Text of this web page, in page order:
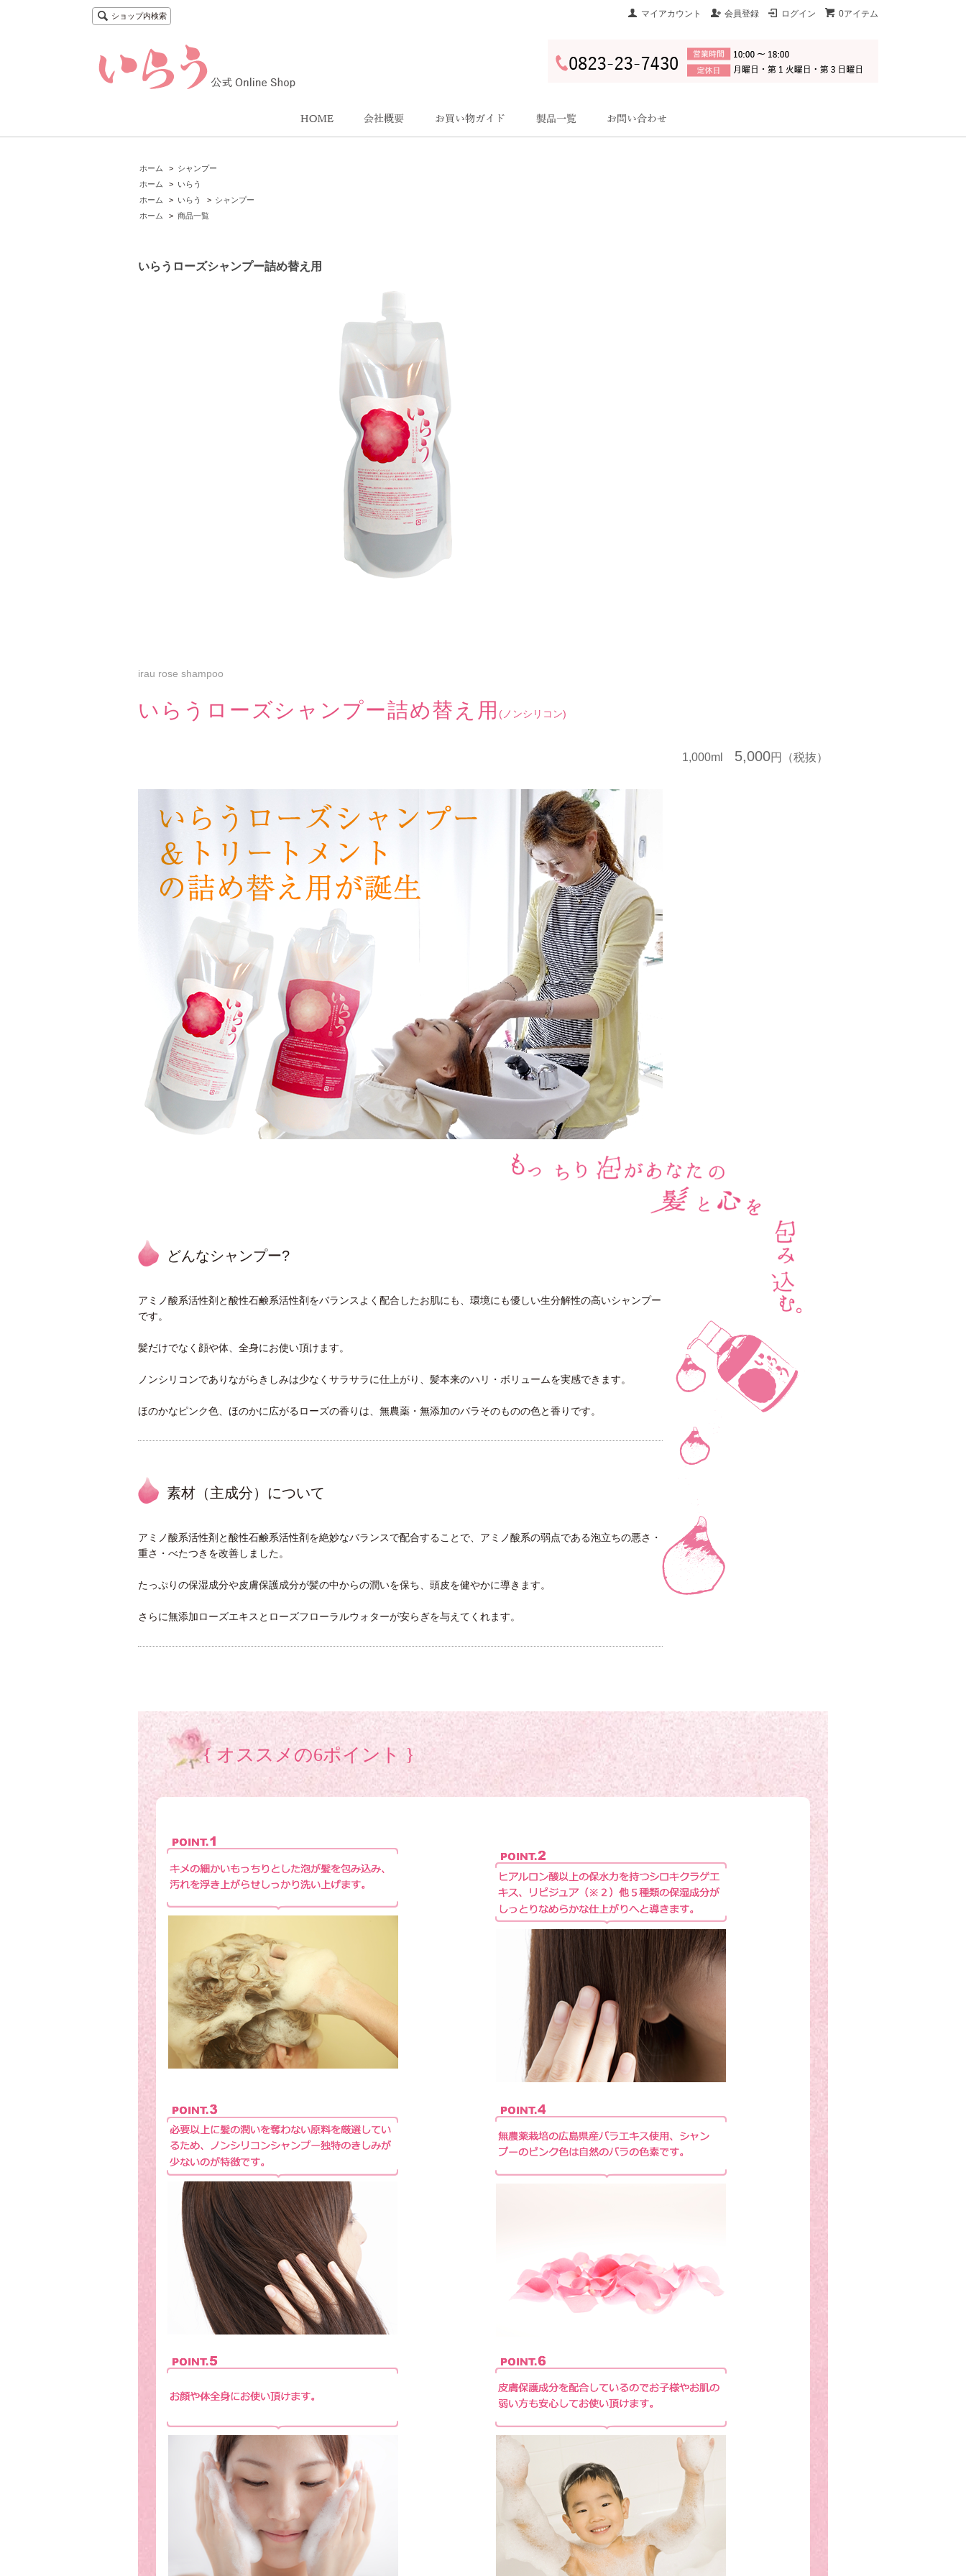
0アイテム
ログイン
会員登録
マイアカウント
ショップ内検索
ホーム > シャンプー
ホーム
> いらう
ホーム
> いらう > シャンプー
ホーム
> 商品一覧
いらうローズシャンプー詰め替え用
irau rose shampoo
いらうローズシャンプー詰め替え用 (ノンシリコン)
1,000ml 5,000円（税抜）
どんなシャンプー?
アミノ酸系活性剤と酸性石鹸系活性剤をバランスよく配合したお肌にも、環境にも優しい生分解性の高いシャンプー
です。
髪だけでなく顔や体、全身にお使い頂けます。
ノンシリコンでありながらきしみは少なくサラサラに仕上がり、髪本来のハリ・ボリュームを実感できます。
ほのかなピンク色、ほのかに広がるローズの香りは、無農薬・無添加のバラそのものの色と香りです。
素材（主成分）について
アミノ酸系活性剤と酸性石鹸系活性剤を絶妙なバランスで配合することで、アミノ酸系の弱点である泡立ちの悪さ・
重さ・べたつきを改善しました。
たっぷりの保湿成分や皮膚保護成分が髪の中からの潤いを保ち、頭皮を健やかに導きます。
さらに無添加ローズエキスとローズフローラルウォターが安らぎを与えてくれます。
{ オススメの6ポイント }